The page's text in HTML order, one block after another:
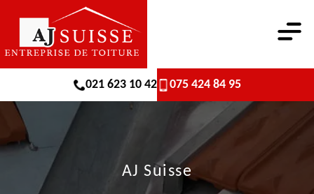
021 623 10 42 075 424 84 95
AJ Suisse